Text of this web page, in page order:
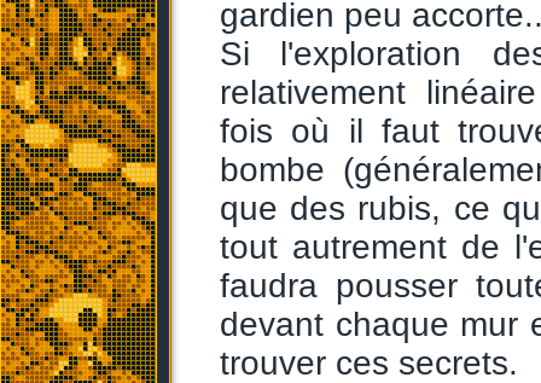
gardien peu
Si l'exploration
relativement
fois où il faut
bombe
que des rubis, ce
tout autrement de
faudra pousser
devant chaque mur
trouver ces secrets.